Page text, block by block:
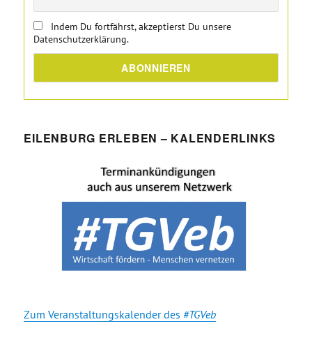
Indem Du fortfährst, akzeptierst Du unsere
Datenschutzerklärung.
EILENBURG ERLEBEN – KALENDERLINKS
Zum Veranstaltungskalender des #TGVeb